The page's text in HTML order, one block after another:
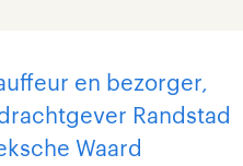
willen?
en bezorger,
Randstad
Waard